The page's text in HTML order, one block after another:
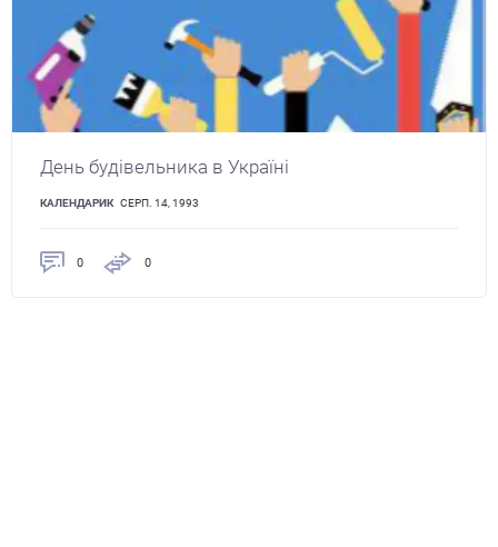
День будівельника в Україні
КАЛЕНДАРИК СЕРП. 14, 1993
0 0